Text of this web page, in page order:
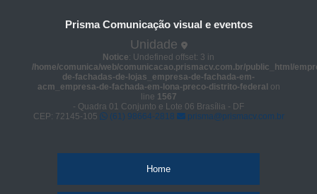
Prisma Comunicação visual e eventos
Unidade
Notice: Undefined offset: 3 in
/home/comunica/web/comunicacao.prismacv.com.br/public_html/
de-fachadas-de-lojas_empresa-de-fachada-em-
acm_empresa-de-fachada-em-lona-preco-distrito-federal on
line 1567
- Quadra 01 Conjunto e Lote 06 Brasília - DF
CEP: 72145-105
(61) 98664-2818 prisma@prismacv.com.br
Home